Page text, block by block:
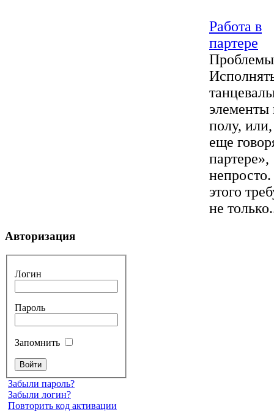
Работа в
партере
элементы
полу,
еще
партере»,
этого
не
Авторизация
Логин
Пароль
Запомнить
Забыли пароль?
Забыли логин?
Повторить код активации